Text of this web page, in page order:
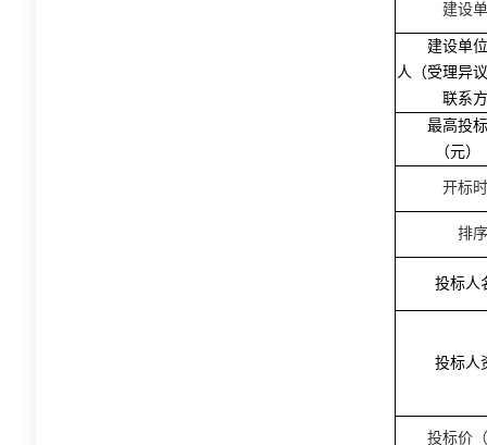
建设
建设单
人（受理异
联系
最高投
（元）
开标
排序
投标人
投标人
投标价